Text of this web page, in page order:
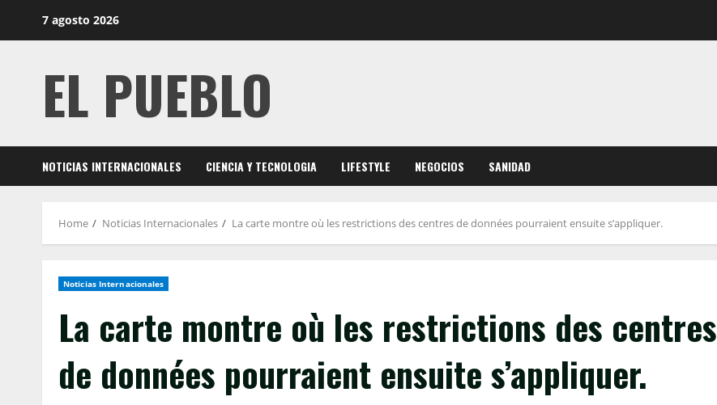
7 agosto 2026
EL PUEBLO
NOTICIAS INTERNACIONALES CIENCIA Y TECNOLOGIA LIFESTYLE NEGOCIOS SANIDAD
Home Noticias Internacionales La carte montre où les restrictions des centres de données pourraient ensuite s’appliquer.
Noticias Internacionales
La carte montre où les restrictions des centres
de données pourraient ensuite s’appliquer.